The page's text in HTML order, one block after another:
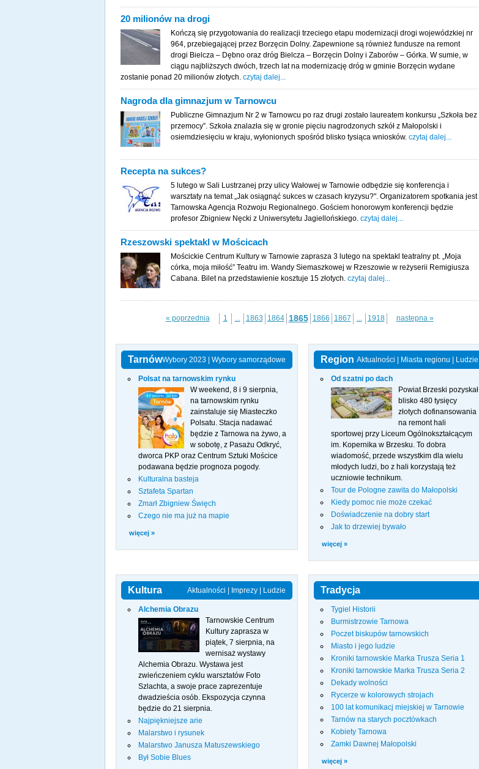
20 milionów na drogi
Kończą się przygotowania do realizacji trzeciego etapu modernizacji drogi wojewódzkiej nr
964, przebiegającej przez Borzęcin Dolny. Zapewnione są również fundusze na remont
drogi Bielcza – Dębno oraz dróg Bielcza – Borzęcin Dolny i Zaborów – Górka. W sumie, w
ciągu najbliższych dwóch, trzech lat na modernizację dróg w gminie Borzęcin wydane
zostanie ponad 20 milionów złotych. czytaj dalej...
Nagroda dla gimnazjum w Tarnowcu
Publiczne Gimnazjum Nr 2 w Tarnowcu po raz drugi zostało laureatem konkursu „Szkoła bez
przemocy”. Szkoła znalazła się w gronie pięciu nagrodzonych szkół z Małopolski i
osiemdziesięciu w kraju, wyłonionych spośród blisko tysiąca wniosków. czytaj dalej...
Recepta na sukces?
5 lutego w Sali Lustrzanej przy ulicy Wałowej w Tarnowie odbędzie się konferencja i
warsztaty na temat „Jak osiągnąć sukces w czasach kryzysu?". Organizatorem spotkania jest
Tarnowska Agencja Rozwoju Regionalnego. Gościem honorowym konferencji będzie
profesor Zbigniew Nęcki z Uniwersytetu Jagiellońskiego. czytaj dalej...
Rzeszowski spektakl w Mościcach
Mościckie Centrum Kultury w Tarnowie zaprasza 3 lutego na spektakl teatralny pt. „Moja
córka, moja miłość” Teatru im. Wandy Siemaszkowej w Rzeszowie w reżyserii Remigiusza
Cabana. Bilet na przedstawienie kosztuje 15 złotych. czytaj dalej...
« poprzednia 1 ... 1863 1864 1865 1866 1867 ... 1918 nastepna »
TarnówWybory 2023 Wybory samorządowe
Polsat na tarnowskim rynku
W weekend, 8 i 9 sierpnia,
na tarnowskim rynku
zainstaluje się Miasteczko
Polsatu. Stacja nadawać
będzie z Tarnowa na żywo, a
w sobotę, z Pasażu Odkryć,
dworca PKP oraz Centrum Sztuki Mościce
podawana będzie prognoza pogody.
Kulturalna basteja
Sztafeta Spartan
Zmarł Zbigniew Święch
Czego nie ma już na mapie
więcej »
Region Aktualności Miasta regionu Ludzie
Od szatni po dach
Powiat Brzeski pozyskał
blisko 480 tysięcy
złotych dofinansowania
na remont hali
sportowej przy Liceum Ogólnokształcącym
im. Kopernika w Brzesku. To dobra
wiadomość, przede wszystkim dla wielu
młodych ludzi, bo z hali korzystają też
uczniowie technikum.
Tour de Pologne zawita do Małopolski
Kiedy pomoc nie może czekać
Doświadczenie na dobry start
Jak to drzewiej bywało
więcej »
Kultura Aktualności Imprezy Ludzie
Alchemia Obrazu
Tarnowskie Centrum
Kultury zaprasza w
piątek, 7 sierpnia, na
wernisaż wystawy
Alchemia Obrazu. Wystawa jest
zwieńczeniem cyklu warsztatów Foto
Szlachta, a swoje prace zaprezentuje
dwadzieścia osób. Ekspozycja czynna
będzie do 21 sierpnia.
Najpiękniejsze arie
Malarstwo i rysunek
Malarstwo Janusza Matuszewskiego
Był Sobie Blues
Tradycja
Tygiel Historii
Burmistrzowie Tarnowa
Poczet biskupów tarnowskich
Miasto i jego ludzie
Kroniki tarnowskie Marka Trusza Seria 1
Kroniki tarnowskie Marka Trusza Seria 2
Dekady wolności
Rycerze w kolorowych strojach
100 lat komunikacj miejskiej w Tarnowie
Tarnów na starych pocztówkach
Kobiety Tarnowa
Zamki Dawnej Małopolski
więcej »